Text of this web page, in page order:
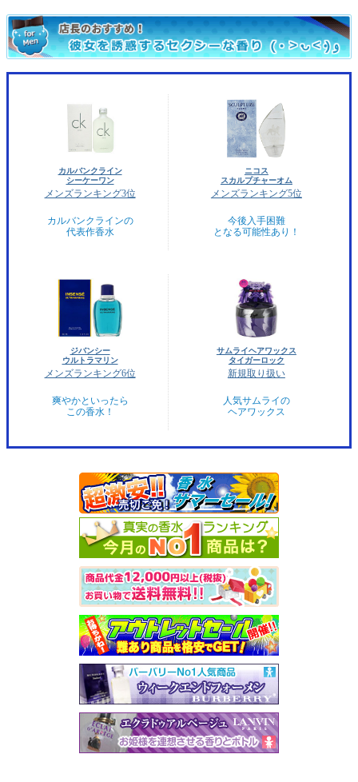
カルバンクライン
シーケーワン
メンズランキング3位
カルバンクラインの
代表作香水
ニコス
スカルプチャーオム
メンズランキング5位
今後入手困難
となる可能性あり！
ジバンシー
ウルトラマリン
メンズランキング6位
爽やかといったら
この香水！
サムライヘアワックス
タイガーロック
新規取り扱い
人気サムライの
ヘアワックス